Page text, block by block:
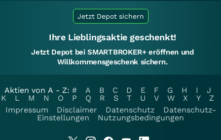
Jetzt Depot sichern
Ihre Lieblingsaktie geschenkt!
Jetzt Depot bei SMARTBROKER+ eröffnen und
Willkommensgeschenk sichern.
Aktien von A - Z: # A B C D E F G H I
J
K
L M N O P Q R S T U V W X Y
Z
Impressum
Disclaimer Datenschutz
Datenschutz-
Einstellungen
Nutzungsbedingungen